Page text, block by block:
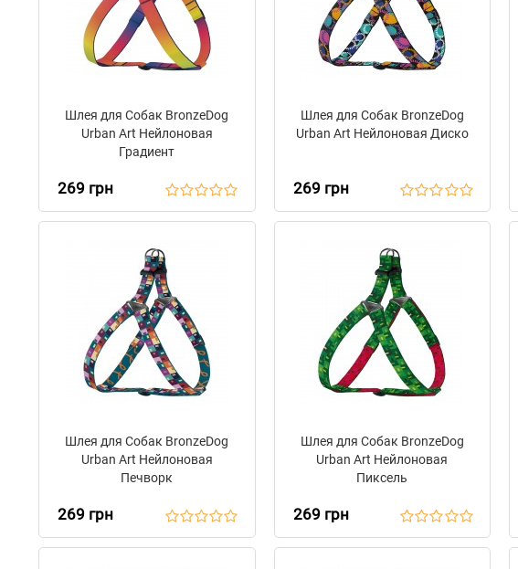
Шлея для Собак BronzeDog
Urban Art Нейлоновая
Градиент
269 грн
Шлея для Собак BronzeDog
Urban Art Нейлоновая Диско
269 грн
Шлея для Собак BronzeDog
Urban Art Нейлоновая
Печворк
269 грн
Шлея для Собак BronzeDog
Urban Art Нейлоновая
Пиксель
269 грн